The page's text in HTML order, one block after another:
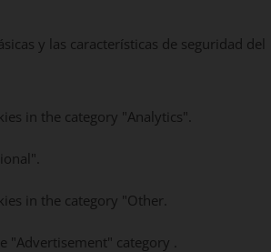
y las características de seguridad del
in the category "Analytics".
in the category "Other.
category .